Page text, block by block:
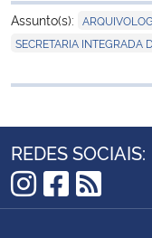
Ministério do Meio Ambiente
Controladoria-Geral da União
Ministério da Mulher, da
Assunto(s):
SECRETARIA INTEGRADA
REDES SOCIAIS:
Instagram
RSS